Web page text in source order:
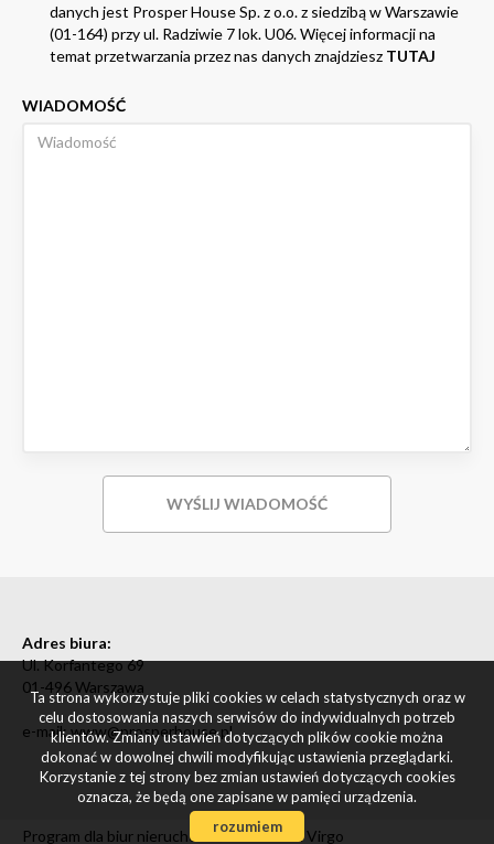
danych jest Prosper House Sp. z o.o. z siedzibą w Warszawie
(01-164) przy ul. Radziwie 7 lok. U06. Więcej informacji na
temat przetwarzania przez nas danych znajdziesz TUTAJ
WIADOMOŚĆ
Adres biura:
Ul. Korfantego 69
01-496 Warszawa
e-mail: www@prosperhouse.pl
Program dla biur nieruchomościGalactica Virgo
Ta strona wykorzystuje pliki cookies w celach statystycznych oraz w
celu dostosowania naszych serwisów do indywidualnych potrzeb
klientów. Zmiany ustawień dotyczących plików cookie można
dokonać w dowolnej chwili modyfikując ustawienia przeglądarki.
Korzystanie z tej strony bez zmian ustawień dotyczących cookies
oznacza, że będą one zapisane w pamięci urządzenia.
rozumiem